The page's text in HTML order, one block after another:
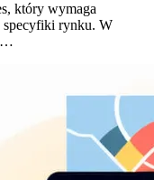
który wymaga
specyfiki rynku. W